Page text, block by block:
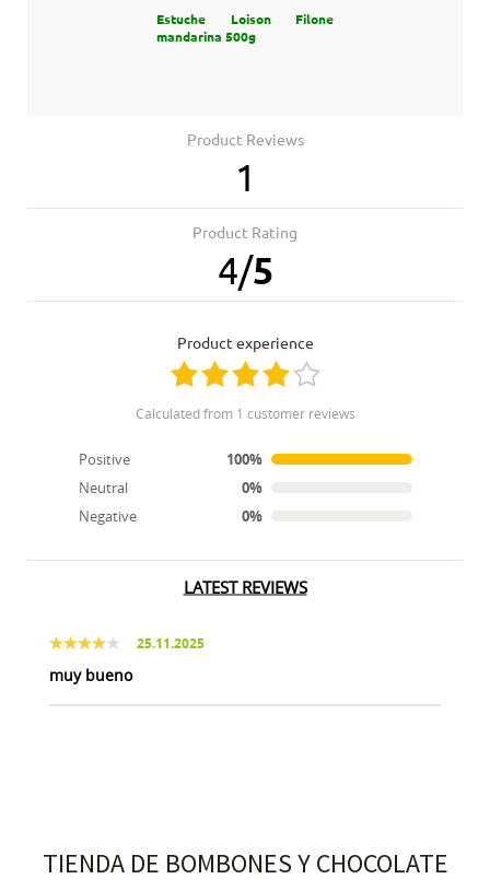
Estuche Loison Filone
mandarina 500g
Product Reviews
1
Product Rating
4/5
product experience
calculated from 1 customer reviews
Positive
100%
Neutral
0%
Negative
0%
LATEST REVIEWS
25.11.2025
muy bueno
TIENDA DE BOMBONES Y CHOCOLATE